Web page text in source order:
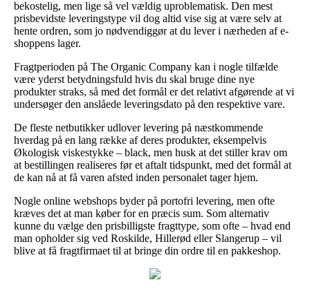
bekostelig, men lige så vel vældig uproblematisk. Den mest
prisbevidste leveringstype vil dog altid vise sig at være selv at
hente ordren, som jo nødvendiggør at du lever i nærheden af e-
shoppens lager.
Fragtperioden på The Organic Company kan i nogle tilfælde
være yderst betydningsfuld hvis du skal bruge dine nye
produkter straks, så med det formål er det relativt afgørende at vi
undersøger den anslåede leveringsdato på den respektive vare.
De fleste netbutikker udlover levering på næstkommende
hverdag på en lang række af deres produkter, eksempelvis
Økologisk viskestykke – black, men husk at det stiller krav om
at bestillingen realiseres før et aftalt tidspunkt, med det formål at
de kan nå at få varen afsted inden personalet tager hjem.
Nogle online webshops byder på portofri levering, men ofte
kræves det at man køber for en præcis sum. Som alternativ
kunne du vælge den prisbilligste fragttype, som ofte – hvad end
man opholder sig ved Roskilde, Hillerød eller Slangerup – vil
blive at få fragtfirmaet til at bringe din ordre til en pakkeshop.